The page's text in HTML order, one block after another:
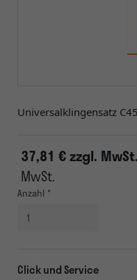
Universalklingensatz C45
37,81 € zzgl. MwSt.
MwSt.
Anzahl
Click und Service